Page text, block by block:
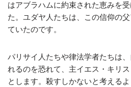
はアブラハムに約束された恵みを
た。ユダヤ人たちは、この信仰の
ていたのです。
パリサイ人たちや律法学者たちは
れるのを恐れて、主イエス・キリ
とします。殺すしかないと考える